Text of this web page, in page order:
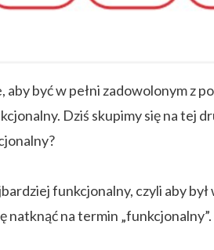
być w pełni zadowolonym z
Dziś skupimy się na tej
funkcjonalny, czyli aby był
na termin